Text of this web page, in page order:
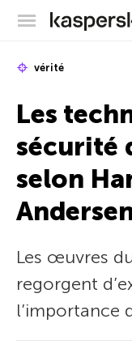
vérité
Les
sécurité
selon
Les œuvres
regorgent
l’importance